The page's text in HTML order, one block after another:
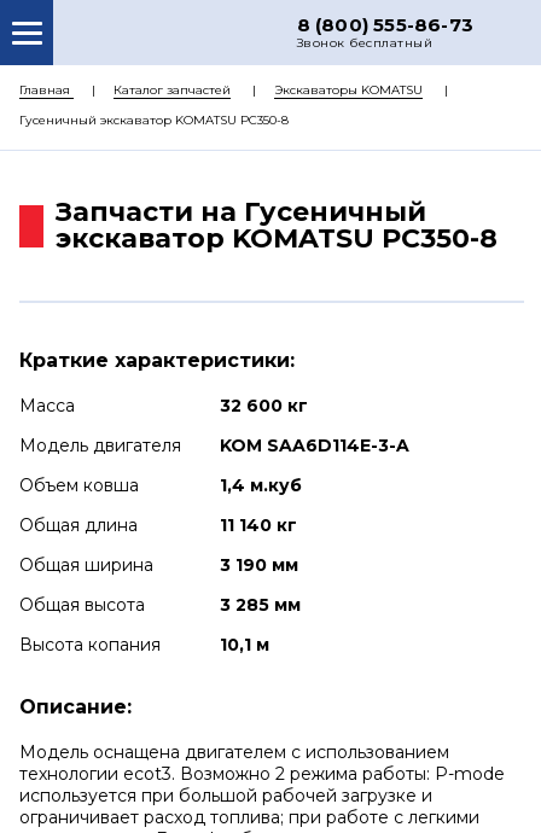
8 (800) 555-86-73
Звонок бесплатный
О НАС
КАТАЛОГ ЗАПЧАСТЕЙ
ДОСТАВКА
Главная Каталог запчастей
Экскаваторы KOMATSU
Гусеничный экскаватор KOMATSU PC350-8
Запчасти на Гусеничный
экскаватор KOMATSU PC350-8
Краткие характеристики:
Масса
32 600 кг
Модель двигателя
KOM SAA6D114E-3-A
Объем ковша
1,4 м.куб
Общая длина
11 140 кг
Общая ширина
3 190 мм
Общая высота
3 285 мм
Высота копания
10,1 м
Описание:
Модель оснащена двигателем с использованием
технологии ecot3. Возможно 2 режима работы: P-mode
используется при большой рабочей загрузке и
ограничивает расход топлива; при работе с легкими